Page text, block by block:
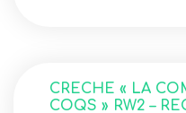
CRECHE « LA
COQS » RW2 –